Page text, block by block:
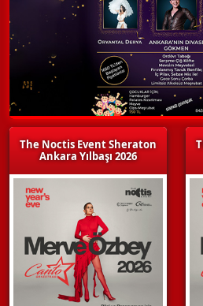
The Noctis Event Sheraton
Ankara Yılbaşı 2026